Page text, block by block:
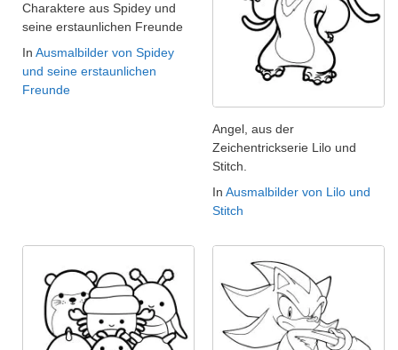
Charaktere aus Spidey und
seine erstaunlichen Freunde
In Ausmalbilder von Spidey
und seine erstaunlichen
Freunde
Angel, aus der
Zeichentrickserie Lilo und
Stitch.
In Ausmalbilder von Lilo und
Stitch